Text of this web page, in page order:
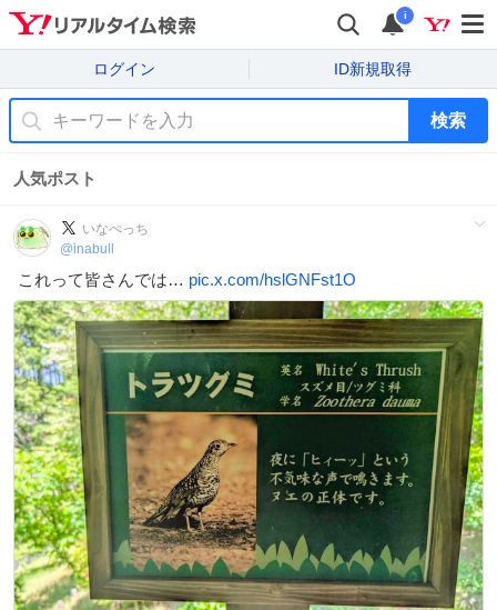
i
ログイン ID新規取得
検索
人気ポスト
いなぺっち
@inabull
これって皆さんでは… pic.x.com/hslGNFst1O